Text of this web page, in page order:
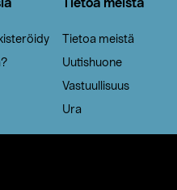
Tietoa meistä
Tietoa meistä
Uutishuone
Vastuullisuus
Ura